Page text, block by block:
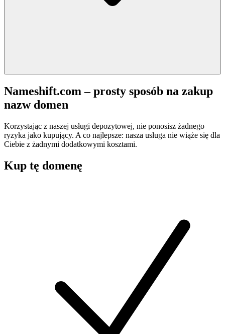
Nameshift.com – prosty sposób na zakup
nazw domen
Korzystając z naszej usługi depozytowej, nie ponosisz żadnego
ryzyka jako kupujący. A co najlepsze: nasza usługa nie wiąże się dla
Ciebie z żadnymi dodatkowymi kosztami.
Kup tę domenę